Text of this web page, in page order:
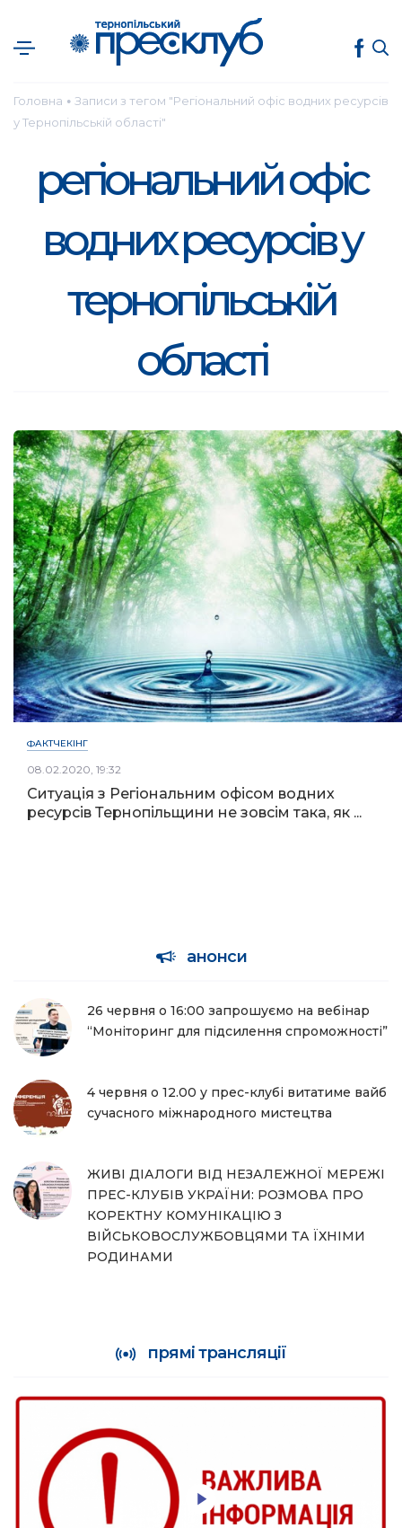
Головна ● Записи з тегом "Регіональний офіс водних ресурсів
у Тернопільській області"
регіональний офіс
водних ресурсів у
тернопільській
області
ФАКТЧЕКІНГ
08.02.2020, 19:32
Ситуація з Регіональним офісом водних
ресурсів Тернопільщини не зовсім така, як ...
анонси
26 червня о 16:00 запрошуємо на вебінар
“Моніторинг для підсилення спроможності”
4 червня о 12.00 у прес-клубі витатиме вайб
сучасного міжнародного мистецтва
ЖИВІ ДІАЛОГИ ВІД НЕЗАЛЕЖНОЇ МЕРЕЖІ
ПРЕС-КЛУБІВ УКРАЇНИ: РОЗМОВА ПРО
КОРЕКТНУ КОМУНІКАЦІЮ З
ВІЙСЬКОВОСЛУЖБОВЦЯМИ ТА ЇХНІМИ
РОДИНАМИ
прямі трансляції